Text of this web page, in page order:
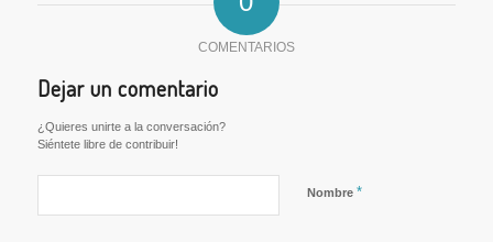
COMENTARIOS
Dejar un comentario
¿Quieres unirte a la conversación?
Siéntete libre de contribuir!
Nombre *